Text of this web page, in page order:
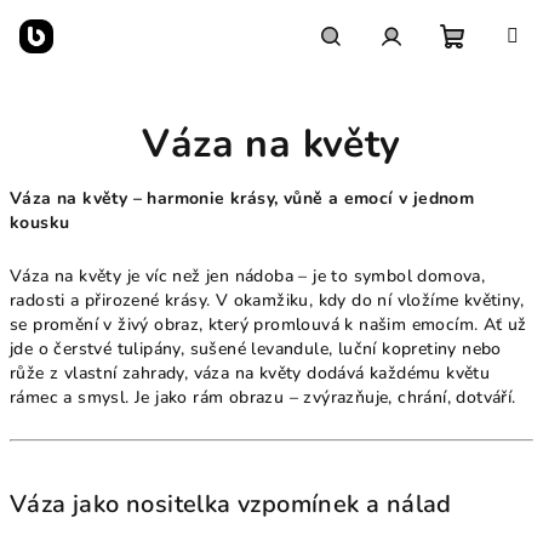
obsah
Váza na květy
Váza na květy – harmonie krásy, vůně a emocí v jednom
kousku
Váza na květy je víc než jen nádoba – je to symbol domova,
radosti a přirozené krásy. V okamžiku, kdy do ní vložíme květiny,
se promění v živý obraz, který promlouvá k našim emocím. Ať už
jde o čerstvé tulipány, sušené levandule, luční kopretiny nebo
růže z vlastní zahrady, váza na květy dodává každému květu
rámec a smysl. Je jako rám obrazu – zvýrazňuje, chrání, dotváří.
Váza jako nositelka vzpomínek a nálad